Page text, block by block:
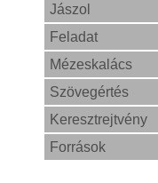
Jászol
Feladat
Mézeskalács
Szövegértés
Keresztrejtvény
Források